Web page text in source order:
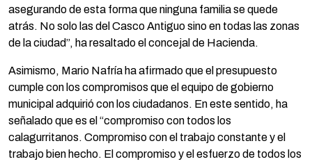
asegurando de esta forma que ninguna familia se quede
atrás. No solo las del Casco Antiguo sino en todas las zonas
de la ciudad”, ha resaltado el concejal de Hacienda.
Asimismo, Mario Nafría ha afirmado que el presupuesto
cumple con los compromisos que el equipo de gobierno
municipal adquirió con los ciudadanos. En este sentido, ha
señalado que es el “compromiso con todos los
calagurritanos. Compromiso con el trabajo constante y el
trabajo bien hecho. El compromiso y el esfuerzo de todos los